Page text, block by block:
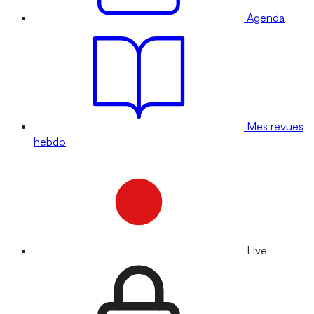
Agenda
Mes revues
hebdo
Live